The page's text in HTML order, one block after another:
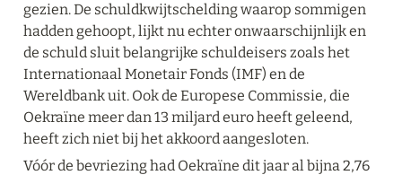
gezien. De schuldkwijtschelding waarop sommigen
hadden gehoopt, lijkt nu echter onwaarschijnlijk en
de schuld sluit belangrijke schuldeisers zoals het
Internationaal Monetair Fonds (IMF) en de
Wereldbank uit. Ook de Europese Commissie, die
Oekraïne meer dan 13 miljard euro heeft geleend,
heeft zich niet bij het akkoord aangesloten.
Vóór de bevriezing had Oekraïne dit jaar al bijna 2,76